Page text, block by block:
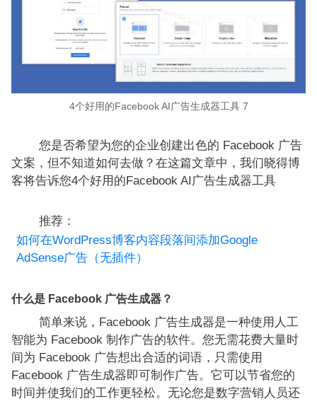
4个好用的Facebook AI广告生成器工具 7
您是否希望为您的企业创建出色的 Facebook 广告
文案，但不知道如何去做？在这篇文章中，我们晓得博
客将告诉您4个好用的Facebook AI广告生成器工具
推荐：
如何在WordPress博客内容段落间添加Google
AdSense广告（无插件）
什么是 Facebook 广告生成器？
简单来说，Facebook 广告生成器是一种使用人工
智能为 Facebook 制作广告的软件。您无需花费大量时
间为 Facebook 广告想出合适的词语，只需使用
Facebook 广告生成器即可制作广告。它可以节省您的
时间并使我们的工作更轻松。无论您是数字营销人员还